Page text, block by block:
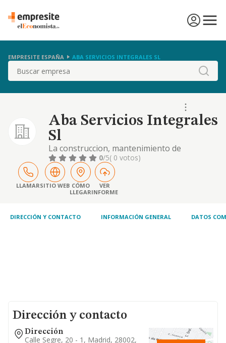
EMPRESITE ESPAÑA ABA SERVICIOS INTEGRALES SL
Buscar
Aba Servicios Integrales
Sl
La construccion, mantenimiento de
instalaciones acuaticas y zonas verdes. el
servicio de limpiezas integrales. la
instalacion integral de instalaciones
deportivas.
0/5( 0 votos)
LLAMARSITIO WEB CÓMO
LLEGAR
VER
INFORME
DIRECCIÓN Y CONTACTO INFORMACIÓN GENERAL DATOS
Dirección y contacto
Dirección
Calle Segre, 20 - 1, Madrid, 28002,